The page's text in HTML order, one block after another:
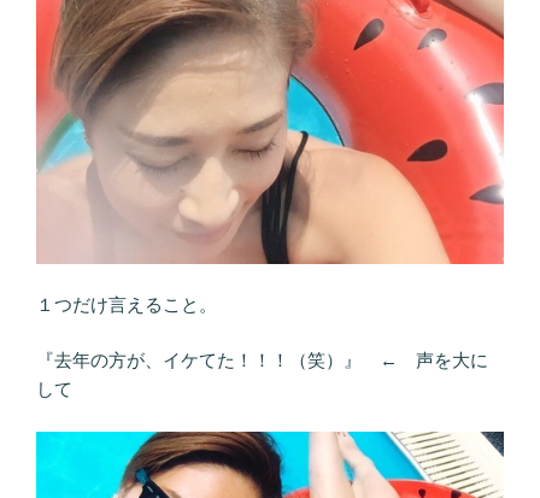
１つだけ言えること。
『去年の方が、イケてた！！！（笑）』 ← 声を大に
して